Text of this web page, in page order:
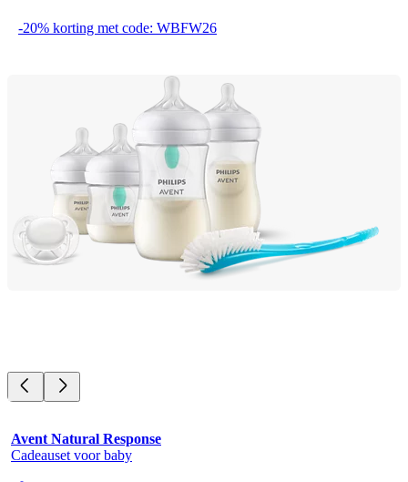
-20% korting met code: WBFW26
Avent Natural Response
Cadeauset voor baby